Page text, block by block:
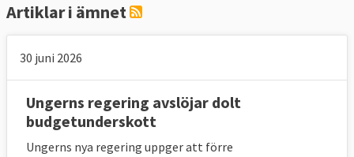
Artiklar i ämnet
30 juni 2026
Ungerns regering avslöjar dolt
budgetunderskott
Ungerns nya regering uppger att förre